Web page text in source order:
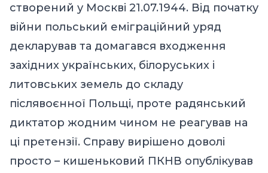
створений у Москві 21.07.1944. Від початку
війни польський еміграційний уряд
декларував та домагався входження
західних українських, білоруських і
литовських земель до складу
післявоєнної Польщі, проте радянський
диктатор жодним чином не реагував на
ці претензії. Справу вирішено доволі
просто – кишеньковий ПКНВ опублікував